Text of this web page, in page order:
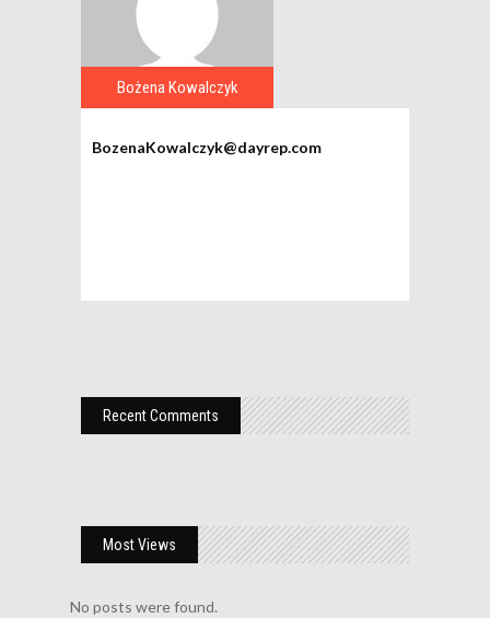
Bożena Kowalczyk
BozenaKowalczyk@dayrep.com
Recent Comments
Most Views
No posts were found.